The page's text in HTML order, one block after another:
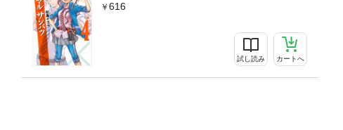
616
試し読み カートへ